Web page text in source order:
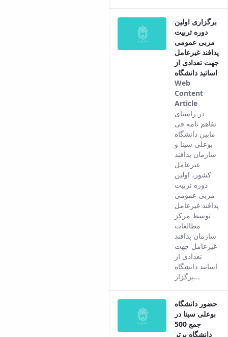
برگزاری اولین
دوره تربیت
مربی عمومی
پدافند غیرعامل
جهت تعدادی از
اساتید دانشگاه
Web
Content
Article
result
comes
from
the
Persian
version
of this
content.
در راستای
تفاهم نامه فی
مابین دانشگاه
بوعلی سینا و
سازمان پدافند
غیرعامل
کشور، اولین
دوره تربیت
مربی عمومی
پدافند غیرعامل
توسط مرکز
مطالعات
سازمان پدافند
غیرعامل جهت
تعدادی از
اساتید دانشگاه
برگزار...
حضور دانشگاه
بوعلی سینا در
جمع 500
دانشگاه برتر